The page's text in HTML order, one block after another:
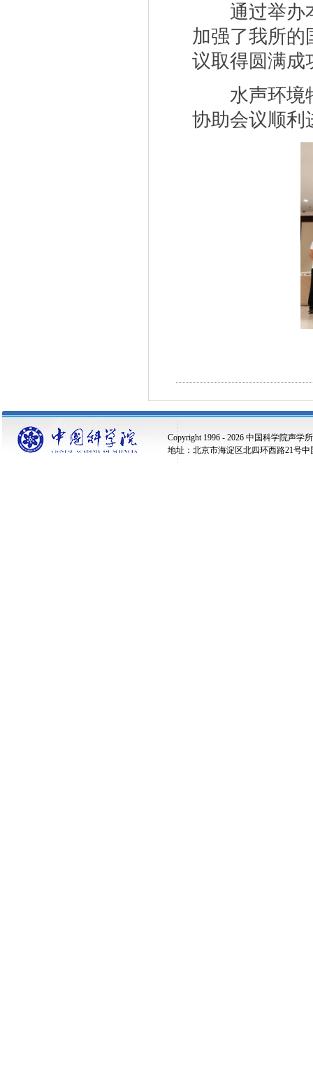
通过举办本
加强了我所的
议取得圆满成
水声环境特
协助会议顺利
Copyright 1996 - 2026 中国科学院声学
地址：北京市海淀区北四环西路21号